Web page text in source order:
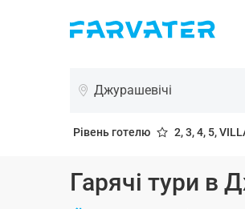
Джурашевічі
Рівень готелю 2, 3, 4, 5,
Гарячі тури в